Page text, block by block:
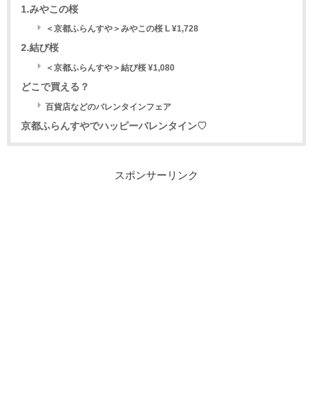
1.みやこの桜
＜京都ふらんすや＞みやこの桜 L ¥1,728
2.結び桜
＜京都ふらんすや＞結び桜 ¥1,080
どこで買える？
百貨店などのバレンタインフェア
京都ふらんすやでハッピーバレンタイン♡
スポンサーリンク